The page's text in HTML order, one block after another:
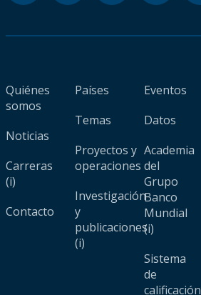
Quiénes
somos
Noticias
Carreras
(i)
Contacto
Países
Temas
Proyectos y
operaciones
Investigación
y
publicaciones
(i)
Eventos
Datos
Academia
del
Grupo
Banco
Mundial
(i)
Sistema
de
calificación